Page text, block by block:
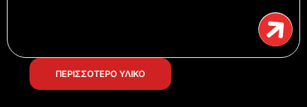
ΠΕΡΙΣΣΟΤΕΡΟ ΥΛΙΚΟ